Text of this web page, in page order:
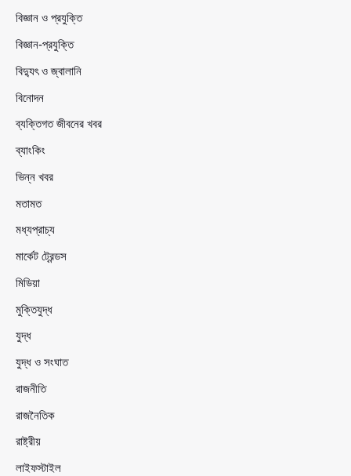
বিজ্ঞান ও প্রযুক্তি
বিজ্ঞান-প্রযুক্তি
বিদ্যুৎ ও জ্বালানি
বিনোদন
ব্যক্তিগত জীবনের খবর
ব্যাংকিং
ভিন্ন খবর
মতামত
মধ্যপ্রাচ্য
মার্কেট ট্রেন্ডস
মিডিয়া
মুক্তিযুদ্ধ
যুদ্ধ
যুদ্ধ ও সংঘাত
রাজনীতি
রাজনৈতিক
রাষ্ট্রীয়
লাইফস্টাইল